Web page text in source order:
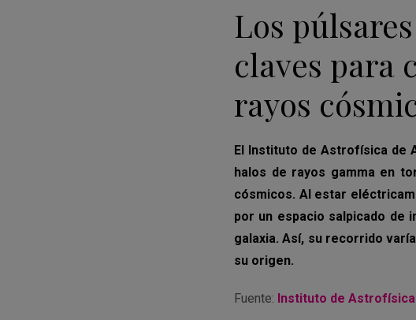
Los
claves para
rayos
El Instituto de Astrofísica de
halos de rayos gamma en
cósmicos. Al estar
por un espacio salpicado de
galaxia. Así, su recorrido
su origen.
Fuente: Instituto de Astrofísica